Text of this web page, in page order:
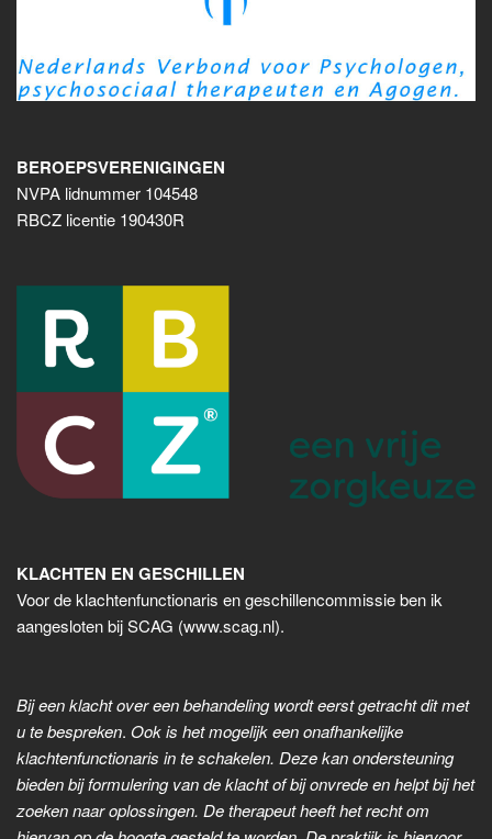
BEROEPSVERENIGINGEN
NVPA lidnummer 104548
RBCZ licentie 190430R
KLACHTEN EN GESCHILLEN
Voor de klachtenfunctionaris en geschillencommissie ben ik
aangesloten bij SCAG (www.scag.nl).
Bij een klacht over een behandeling wordt eerst getracht dit met
u te bespreken. Ook is het mogelijk een onafhankelijke
klachtenfunctionaris in te schakelen. Deze kan ondersteuning
bieden bij formulering van de klacht of bij onvrede en helpt bij het
zoeken naar oplossingen. De therapeut heeft het recht om